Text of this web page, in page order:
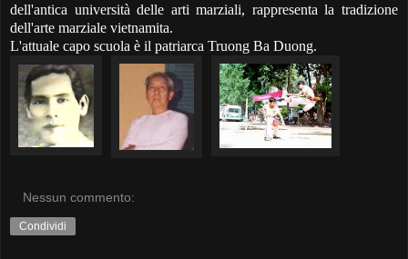
dell'antica università delle arti marziali, rappresenta la tradizione
dell'arte marziale vietnamita.
L'attuale capo scuola è il patriarca Truong Ba Duong.
Nessun commento:
Condividi